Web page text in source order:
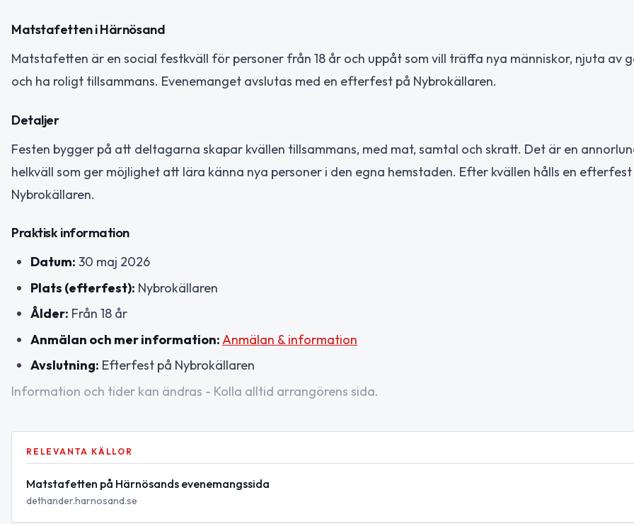
Matstafetten i Härnösand
Matstafetten är en social festkväll för personer från 18 år och uppåt som vill träffa nya människor, njuta av
och ha roligt tillsammans. Evenemanget avslutas med en efterfest på Nybrokällaren.
Detaljer
Festen bygger på att deltagarna skapar kvällen tillsammans, med mat, samtal och skratt. Det är en
helkväll som ger möjlighet att lära känna nya personer i den egna hemstaden. Efter kvällen hålls en
Nybrokällaren.
Praktisk information
Datum: 30 maj 2026
Plats (efterfest): Nybrokällaren
Ålder: Från 18 år
Anmälan och mer information:Anmälan & information
Avslutning: Efterfest på Nybrokällaren
Information och tider kan ändras - Kolla alltid arrangörens sida.
RELEVANTA KÄLLOR
Matstafetten på Härnösands evenemangssida
dethander.harnosand.se